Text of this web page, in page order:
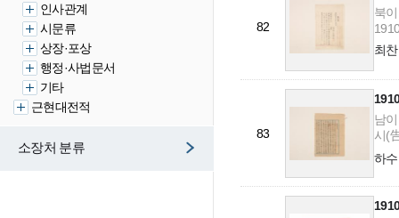
인사관계
시문류
상장·포상
행정·사법문서
기타
근현대전적
소장처 분류
82
북
최
83
남
시(
하